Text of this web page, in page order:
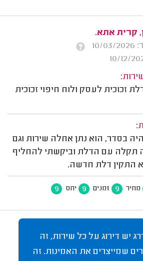
קרית אתא.
זכוכית לעסק ולוח חיפוי זכוכית
בסדר, הוא נתן אחלה שירות וגם
תקלה עם הדלת וביקשתי להחליף
התקין דלת חדשה.
מחיר 9 זמנים 9 יחס 9
יש דירוג על כל שירות, זה
שמייצרים את האמינות. זה